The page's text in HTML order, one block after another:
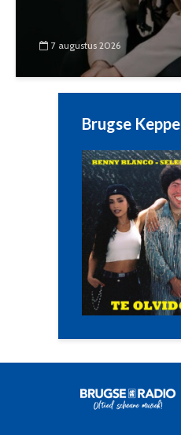
7 augustus 2026
Brugse Keppe